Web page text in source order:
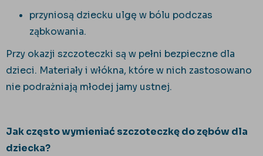
przyniosą dziecku ulgę w bólu podczas
ząbkowania.
Przy okazji szczoteczki są w pełni bezpieczne dla
dzieci. Materiały i włókna, które w nich zastosowano
nie podrażniają młodej jamy ustnej.
Jak często wymieniać szczoteczkę do zębów dla
dziecka?